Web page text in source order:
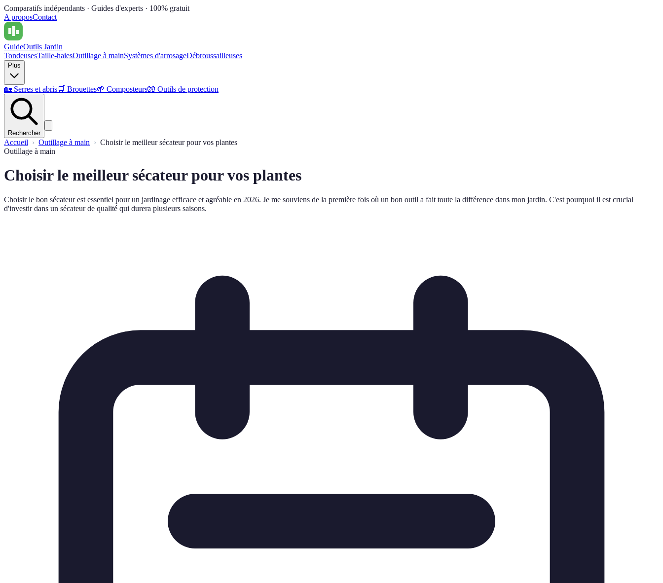
Comparatifs indépendants · Guides d'experts · 100% gratuit
A proposContact
GuideOutils Jardin
TondeusesTaille-haiesOutillage à mainSystèmes d'arrosageDébroussailleuses
Plus
🏡 Serres et abris🛒 Brouettes🌱 Composteurs🧤 Outils de protection
Rechercher
Accueil Outillage à main
Choisir le meilleur sécateur pour vos plantes
Outillage à main
Choisir le meilleur sécateur pour vos plantes
Choisir le bon sécateur est essentiel pour un jardinage efficace et agréable en 2026. Je me souviens de la première fois où un bon outil a fait toute la différence dans mon jardin. C'est pourquoi il est crucial
d'investir dans un sécateur de qualité qui durera plusieurs saisons.